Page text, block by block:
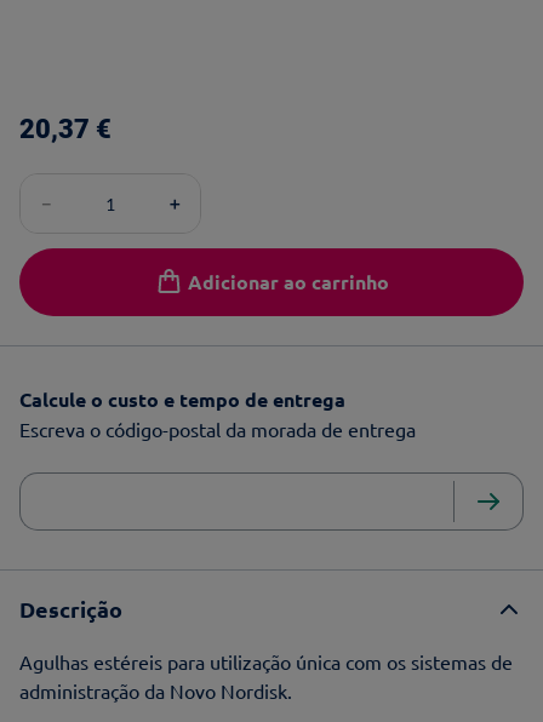
20,37 €
＋
－
Adicionar ao carrinho
Calcule o custo e tempo de entrega
Escreva o código-postal da morada de entrega
Descrição
Agulhas estéreis para utilização única com os sistemas de
administração da Novo Nordisk.